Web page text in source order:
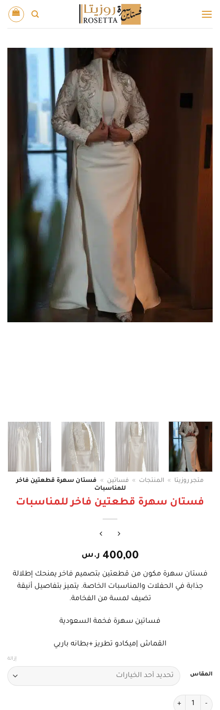
للمحتوى
متجر روزيتا » المنتجات » فساتين »
فستان سهرة قطعتين فاخر
للمناسبات
فستان سهرة قطعتين فاخر للمناسبات
400,00 ر.س
فستان سهرة مكون من قطعتين بتصميم فاخر يمنحك إطلالة
جذابة في الحفلات والمناسبات الخاصة. يتميز بتفاصيل أنيقة
تضيف لمسة من الفخامة.
فساتين سهرة فخمة السعودية
القماش |ميكادو تطريز +بطانه باربي
المقاس
إزالة
كمية فستان سهرة قطعتين فاخر للمناسبات